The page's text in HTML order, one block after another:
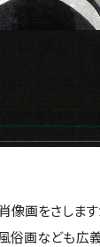
像画をさしま
俗画なども